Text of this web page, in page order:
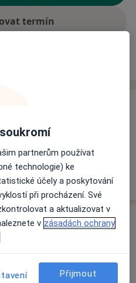
termín
nejsou k dispozici
žádné informace o
256 30
partnerům používat
technologie) ke
účely a poskytování
při procházení. Své
a aktualizovat v
v zásadách ochrany
Přijmout